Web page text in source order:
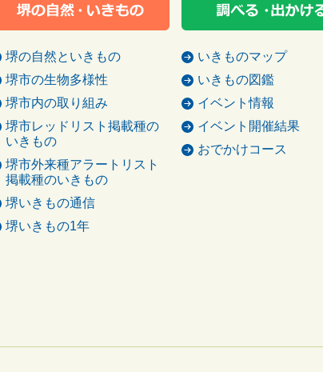
堺の自然といきもの
堺市の生物多様性
堺市内の取り組み
堺市レッドリスト掲載種の
いきもの
堺市外来種アラートリスト
掲載種のいきもの
堺いきもの通信
堺いきもの1年
いきものマップ
いきもの図鑑
イベント情報
イベント開催結果
おでかけコース